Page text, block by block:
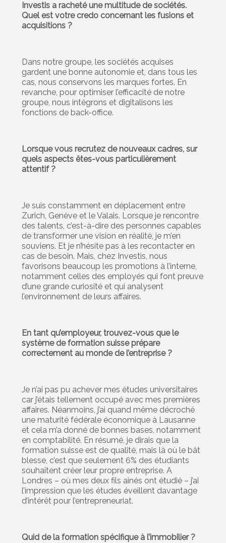
Investis a racheté une multitude de sociétés.
Quel est votre credo concernant les fusions et
acquisitions ?
Dans notre groupe, les sociétés acquises
gardent une bonne autonomie et, dans tous les
cas, nous conservons les marques fortes. En
revanche, pour optimiser l’efficacité de notre
groupe, nous intégrons et digitalisons les
fonctions de back-office.
Lorsque vous recrutez de nouveaux cadres, sur
quels aspects êtes-vous particulièrement
attentif ?
Je suis constamment en déplacement entre
Zurich, Genève et le Valais. Lorsque je rencontre
des talents, c’est-à-dire des personnes capables
de transformer une vision en réalité, je m’en
souviens. Et je n’hésite pas à les recontacter en
cas de besoin. Mais, chez Investis, nous
favorisons beaucoup les promotions à l’interne,
notamment celles des employés qui font preuve
d’une grande curiosité et qui analysent
l’environnement de leurs affaires.
En tant qu’employeur, trouvez-vous que le
système de formation suisse prépare
correctement au monde de l’entreprise ?
Je n’ai pas pu achever mes études universitaires
car j’étais tellement occupé avec mes premières
affaires. Néanmoins, j’ai quand même décroché
une maturité fédérale économique à Lausanne
et cela m’a donné de bonnes bases, notamment
en comptabilité. En résumé, je dirais que la
formation suisse est de qualité, mais là où le bât
blesse, c’est que seulement 6% des étudiants
souhaitent créer leur propre entreprise. A
Londres – où mes deux fils aînés ont étudié – j’ai
l’impression que les études éveillent davantage
d’intérêt pour l’entrepreneuriat.
Quid de la formation spécifique à l’immobilier ?